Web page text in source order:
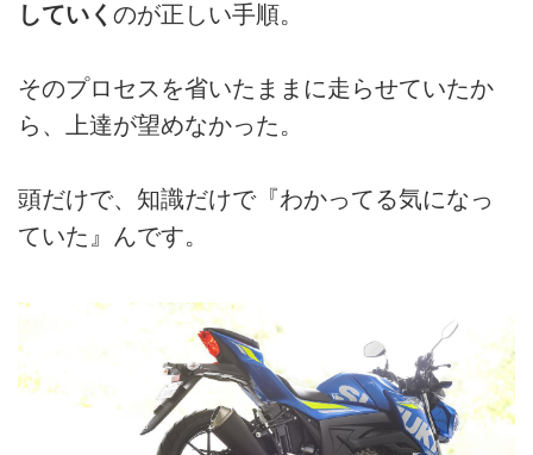
していく のが正しい手順。
そのプロセスを省いたままに走らせていたか
ら、上達が望めなかった。
頭だけで、知識だけで『わかってる気になっ
ていた』んです。